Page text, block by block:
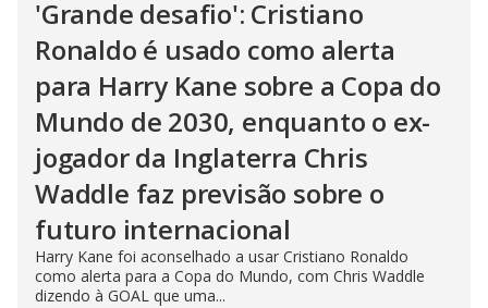
'Grande desafio': Cristiano
Ronaldo é usado como alerta
para Harry Kane sobre a Copa do
Mundo de 2030, enquanto o ex-
jogador da Inglaterra Chris
Waddle faz previsão sobre o
futuro internacional
Harry Kane foi aconselhado a usar Cristiano Ronaldo
como alerta para a Copa do Mundo, com Chris Waddle
dizendo à GOAL que uma...